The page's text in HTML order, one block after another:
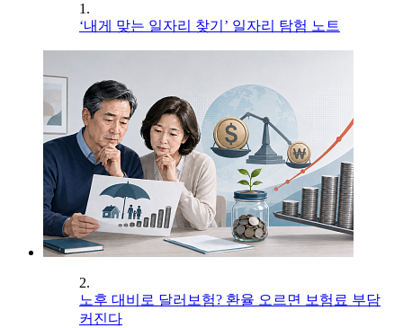
1.
‘내게 맞는 일자리 찾기’ 일자리 탐험 노트
2.
노후 대비로 달러보험? 환율 오르면 보험료 부담
커진다